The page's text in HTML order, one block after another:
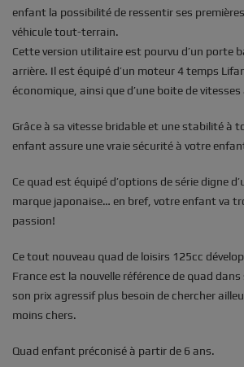
enfant la possibilité de ressentir ses
véhicule tout-terrain.
Cette version utilitaire est pourvu d’un porte
arrière. Il est équipé d’un moteur 4 temps
économique, ainsi que d’une boite de
Grâce à sa vitesse bridable et une stabilité à
enfant assure une vraie sécurité à votre
Ce quad est équipé d’options de série digne
marque japonaise… en bref, votre enfant va
passion!
Ce tout nouveau quad de loisirs 125cc
France est la nouvelle référence de quad
son prix agressif plus besoin de chercher
moins chers.
Quad enfant préconisé à partir de 6 ans.